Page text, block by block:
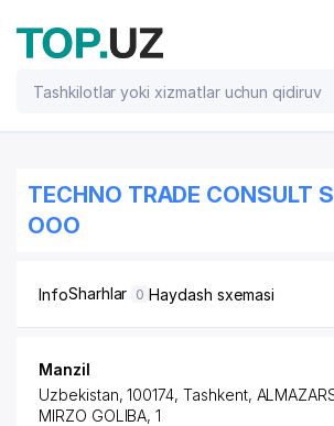
TECHNO TRADE CONSULT
OOO
InfoSharhlar 0 Haydash sxemasi
Manzil
Uzbekistan, 100174, Tashkent,
MIRZO GOLIBA, 1